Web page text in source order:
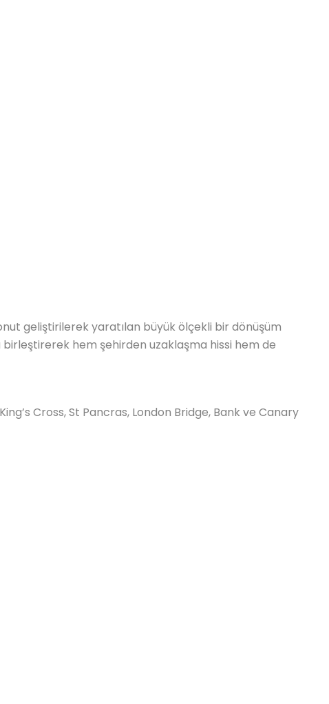
geliştirilerek yaratılan büyük ölçekli bir dönüşüm
hem şehirden uzaklaşma hissi hem de
Cross, St Pancras, London Bridge, Bank ve Canary